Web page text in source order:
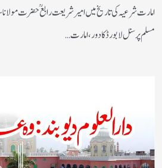
امارت شرعیہ کی تاریخ میں امیر شریعت رابع ؒ حضرت مولانا
مسلم پرسنل لا بورڈ کا دور ،امارت…